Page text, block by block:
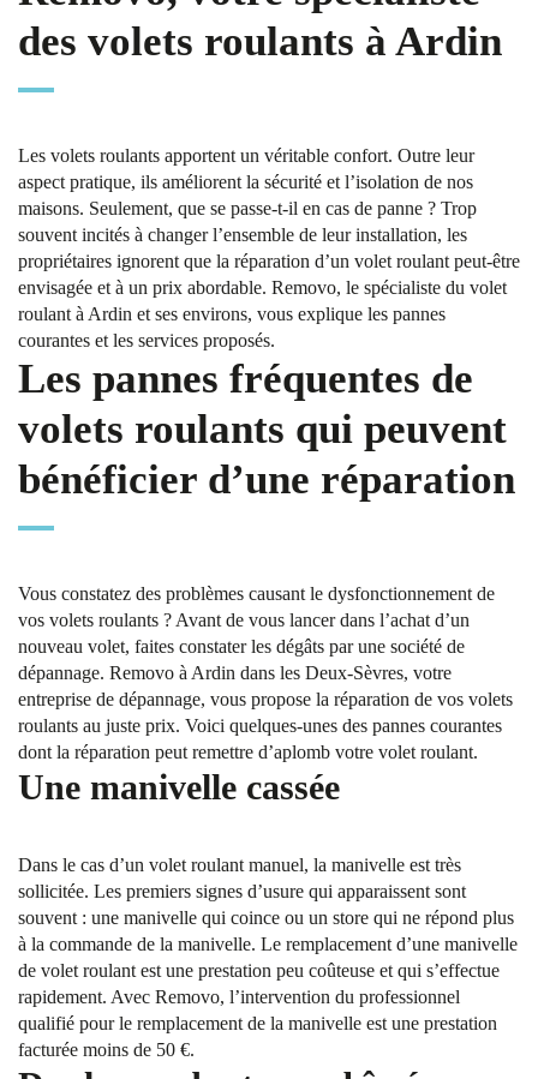
des volets roulants à Ardin
Les volets roulants apportent un véritable confort. Outre leur
aspect pratique, ils améliorent la sécurité et l’isolation de nos
maisons. Seulement, que se passe-t-il en cas de panne ? Trop
souvent incités à changer l’ensemble de leur installation, les
propriétaires ignorent que la réparation d’un volet roulant peut-être
envisagée et à un prix abordable. Removo, le spécialiste du volet
roulant à Ardin et ses environs, vous explique les pannes
courantes et les services proposés.
Les pannes fréquentes de
volets roulants qui peuvent
bénéficier d’une réparation
Vous constatez des problèmes causant le dysfonctionnement de
vos volets roulants ? Avant de vous lancer dans l’achat d’un
nouveau volet, faites constater les dégâts par une société de
dépannage. Removo à Ardin dans les Deux-Sèvres, votre
entreprise de dépannage, vous propose la réparation de vos volets
roulants au juste prix. Voici quelques-unes des pannes courantes
dont la réparation peut remettre d’aplomb votre volet roulant.
Une manivelle cassée
Dans le cas d’un volet roulant manuel, la manivelle est très
sollicitée. Les premiers signes d’usure qui apparaissent sont
souvent : une manivelle qui coince ou un store qui ne répond plus
à la commande de la manivelle. Le remplacement d’une manivelle
de volet roulant est une prestation peu coûteuse et qui s’effectue
rapidement. Avec Removo, l’intervention du professionnel
qualifié pour le remplacement de la manivelle est une prestation
facturée moins de 50 €.